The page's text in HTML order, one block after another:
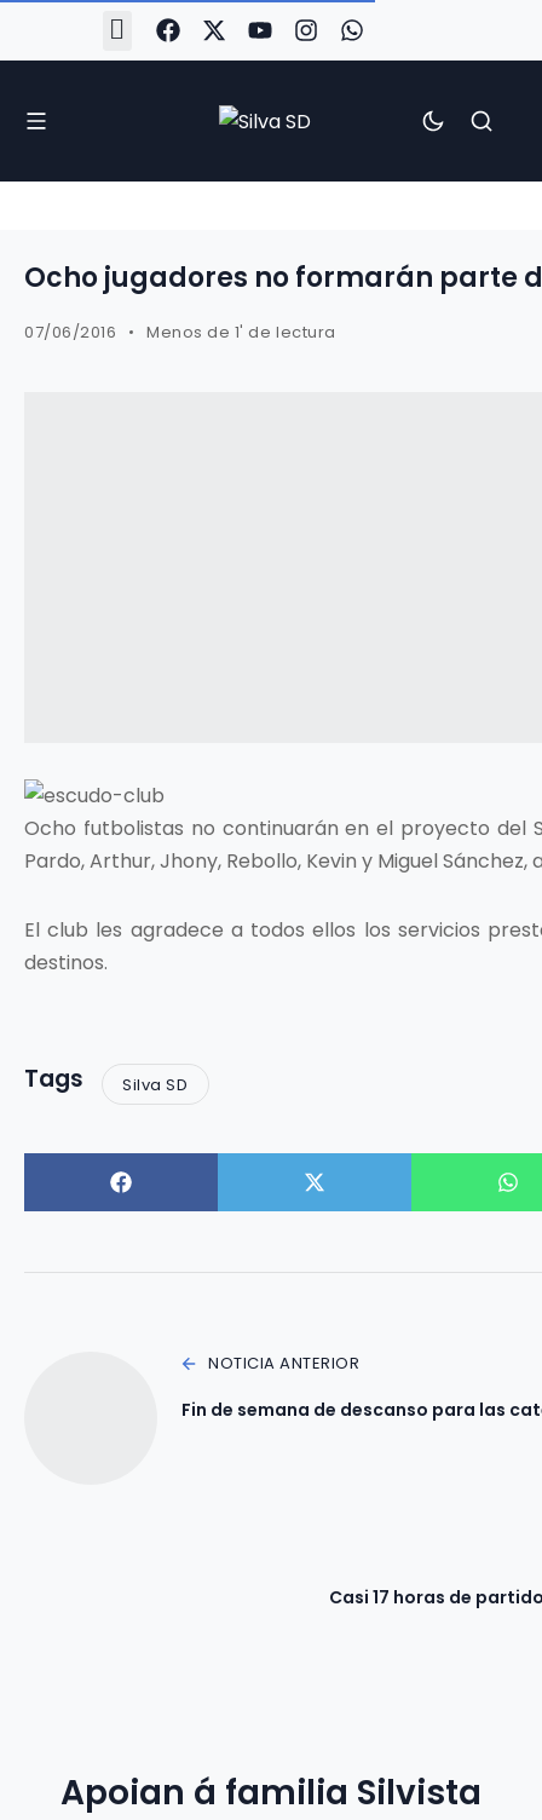
Ocho jugadores no formarán parte
07/06/2016 Menos de 1' de lectura
Ocho futbolistas no continuarán en el proyecto del
Pardo, Arthur, Jhony, Rebollo, Kevin y Miguel Sánchez,
El club les agradece a todos ellos los servicios
destinos.
Tags Silva SD
NOTICIA ANTERIOR
Fin de semana de descanso para las
Casi 17 horas de
Apoian á familia Silvista